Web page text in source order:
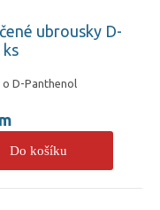
ubrousky D-
D-Panthenol
Do košíku